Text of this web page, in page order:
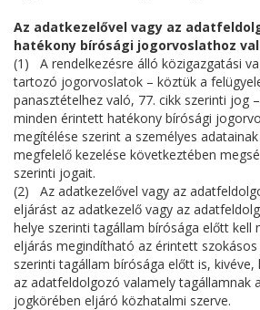
Az adatkezelővel vagy az
hatékony bírósági jogorvoslathoz
(1) A rendelkezésre álló közigazgatási
tartozó jogorvoslatok – köztük a
panasztételhez való, 77. cikk szerinti jog
minden érintett hatékony bírósági
megítélése szerint a személyes
megfelelő kezelése következtében
szerinti jogait.
(2) Az adatkezelővel vagy az
eljárást az adatkezelő vagy az
helye szerinti tagállam bírósága előtt kell
eljárás megindítható az érintett
szerinti tagállam bírósága előtt is, kivéve,
az adatfeldolgozó valamely tagállamnak
jogkörében eljáró közhatalmi szerve.